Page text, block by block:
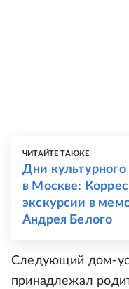
ЧИТАЙТЕ ТАКЖЕ
Дни культурного
в Москве:
экскурсии в
Андрея Белого
Следующий дом-
принадлежал